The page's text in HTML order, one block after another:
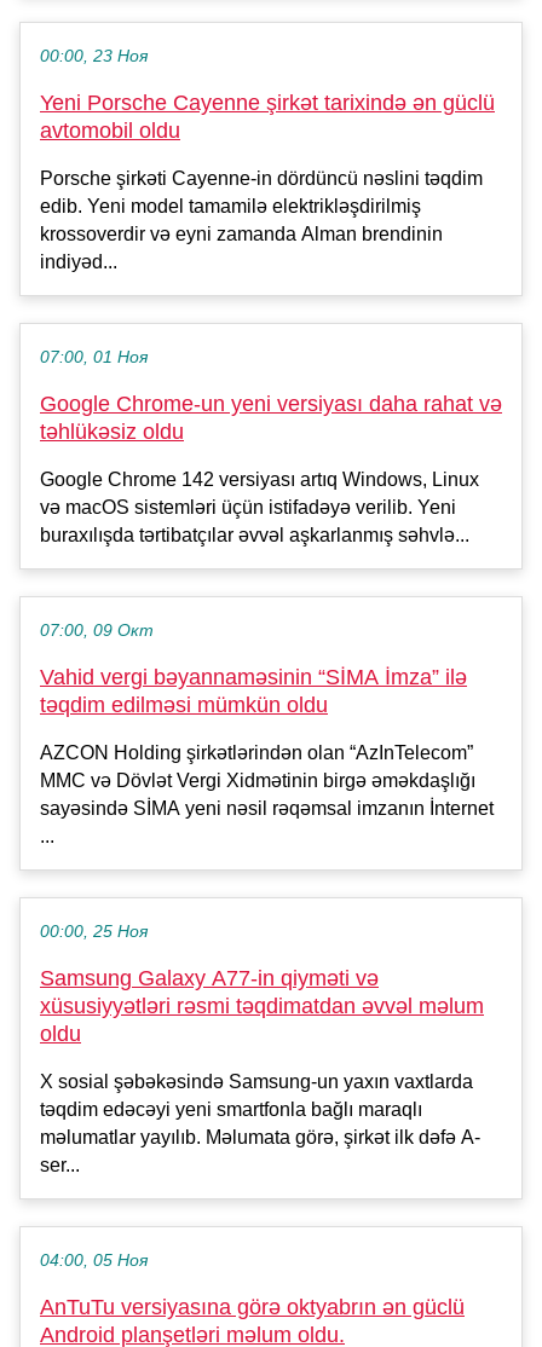
00:00, 23 Ноя
Yeni Porsche Cayenne şirkət tarixində ən güclü
avtomobil oldu
Porsche şirkəti Cayenne-in dördüncü nəslini təqdim
edib. Yeni model tamamilə elektrikləşdirilmiş
krossoverdir və eyni zamanda Alman brendinin
indiyəd...
07:00, 01 Ноя
Google Chrome-un yeni versiyası daha rahat və
təhlükəsiz oldu
Google Chrome 142 versiyası artıq Windows, Linux
və macOS sistemləri üçün istifadəyə verilib. Yeni
buraxılışda tərtibatçılar əvvəl aşkarlanmış səhvlə...
07:00, 09 Окт
Vahid vergi bəyannaməsinin “SİMA İmza” ilə
təqdim edilməsi mümkün oldu
AZCON Holding şirkətlərindən olan “AzInTelecom”
MMC və Dövlət Vergi Xidmətinin birgə əməkdaşlığı
sayəsində SİMA yeni nəsil rəqəmsal imzanın İnternet
...
00:00, 25 Ноя
Samsung Galaxy A77-in qiyməti və
xüsusiyyətləri rəsmi təqdimatdan əvvəl məlum
oldu
X sosial şəbəkəsində Samsung-un yaxın vaxtlarda
təqdim edəcəyi yeni smartfonla bağlı maraqlı
məlumatlar yayılıb. Məlumata görə, şirkət ilk dəfə A-
ser...
04:00, 05 Ноя
AnTuTu versiyasına görə oktyabrın ən güclü
Android planşetləri məlum oldu.